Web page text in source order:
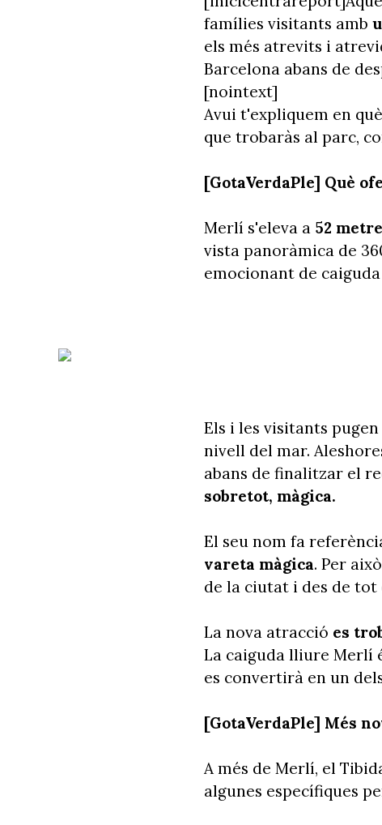
famílies visitants amb
els més atrevits i
Barcelona abans de
[nointext]
Avui t'expliquem en
que trobaràs al parc,
[GotaVerdaPle] Què
Merlí s'eleva a 52
vista panoràmica de
emocionant de
Els i les visitants
nivell del mar.
abans de finalitzar el
sobretot, màgica.
El seu nom fa
vareta màgica. Per
de la ciutat i des de
La nova atracció es
La caiguda lliure Merlí
es convertirà en un
[GotaVerdaPle] Més
A més de Merlí, el
algunes específiques